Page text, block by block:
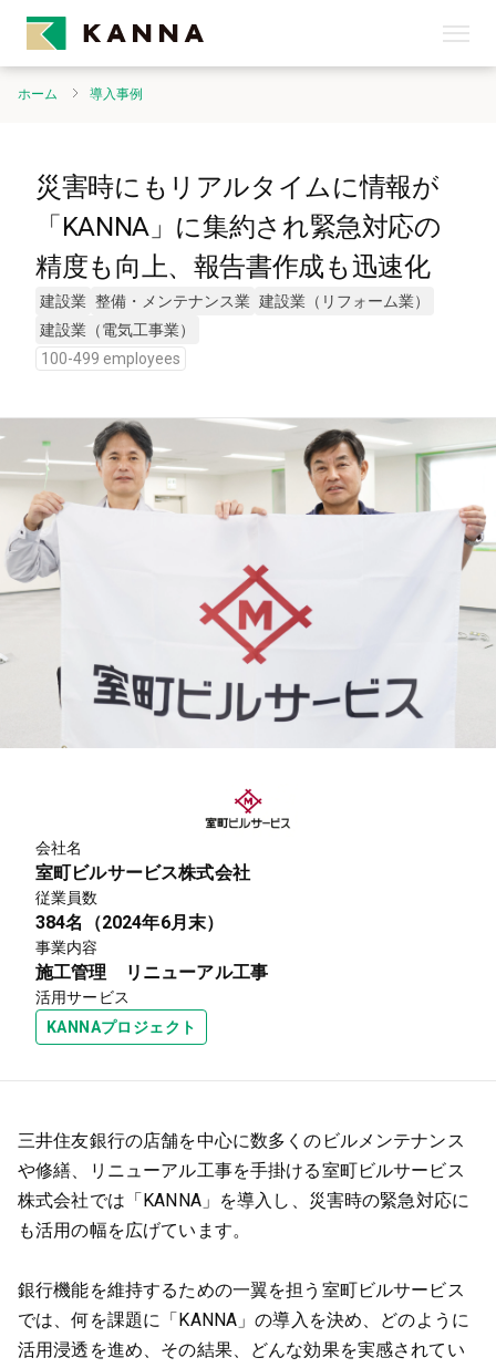
ホーム 導入事例
災害時にもリアルタイムに情報が
「KANNA」に集約され緊急対応の
精度も向上、報告書作成も迅速化
建設業 整備・メンテナンス業 建設業（リフォーム業）
建設業（電気工事業）
100-499 employees
会社名
室町ビルサービス株式会社
従業員数
384名（2024年6月末）
事業内容
施工管理 リニューアル工事
活用サービス
KANNAプロジェクト
三井住友銀行の店舗を中心に数多くのビルメンテナンス
や修繕、リニューアル工事を手掛ける室町ビルサービス
株式会社では「KANNA」を導入し、災害時の緊急対応に
も活用の幅を広げています。
銀行機能を維持するための一翼を担う室町ビルサービス
では、何を課題に「KANNA」の導入を決め、どのように
活用浸透を進め、その結果、どんな効果を実感されてい